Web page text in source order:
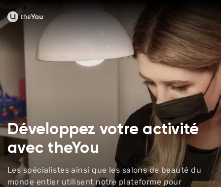
Développez votre activité
avec theYou
Les spécialistes ainsi que les salons de beauté du
monde entier utilisent notre plateforme pour